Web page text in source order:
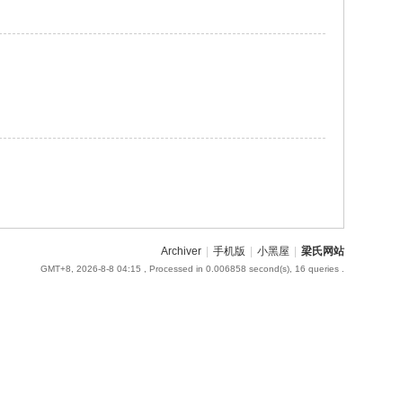
Archiver 手机版 小黑屋 梁氏网站
GMT+8, 2026-8-8 04:15 , Processed in 0.006858 second(s), 16 queries .